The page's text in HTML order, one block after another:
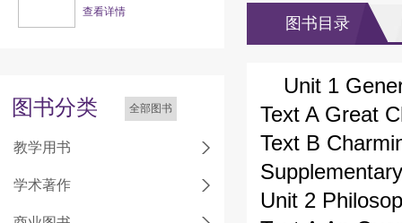
查看详情
图书分类 全部图书
教学用书
学术著作
图书目录
Unit 1
Text A Great
Text B
Unit 2